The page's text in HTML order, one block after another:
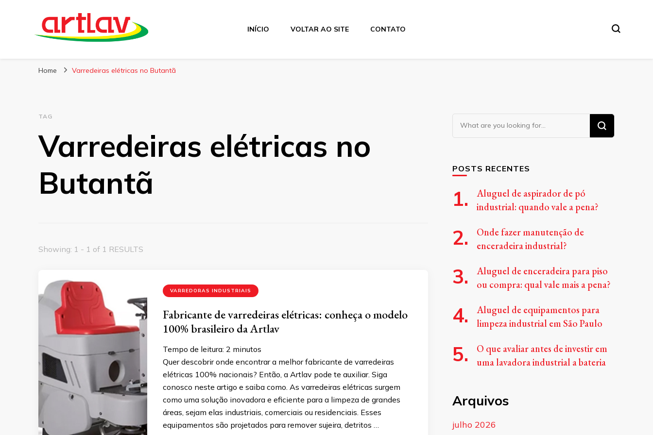
Blog
INÍCIO VOLTAR AO SITE CONTATO
Home Varredeiras elétricas no Butantã
TAG
Varredeiras elétricas no
Butantã
Showing: 1 - 1 of 1 RESULTS
VARREDORAS INDUSTRIAIS
Fabricante de varredeiras elétricas: conheça o modelo
100% brasileiro da Artlav
Tempo de leitura: 2 minutos
Quer descobrir onde encontrar a melhor fabricante de varredeiras
elétricas 100% nacionais? Então, a Artlav pode te auxiliar. Siga
conosco neste artigo e saiba como. As varredeiras elétricas surgem
como uma solução inovadora e eficiente para a limpeza de grandes
áreas, sejam elas industriais, comerciais ou residenciais. Esses
equipamentos são projetados para remover sujeira, detritos …
Looking
for
POSTS RECENTES
Aluguel de aspirador de pó
industrial: quando vale a pena?
Onde fazer manutenção de
enceradeira industrial?
Aluguel de enceradeira para piso
ou compra: qual vale mais a pena?
Aluguel de equipamentos para
limpeza industrial em São Paulo
O que avaliar antes de investir em
uma lavadora industrial a bateria
Arquivos
julho 2026